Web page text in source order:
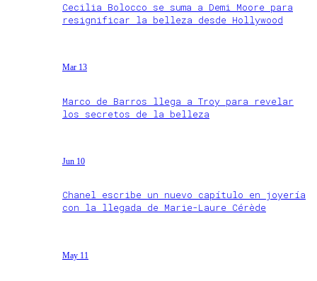
Cecilia Bolocco se suma a Demi Moore para
resignificar la belleza desde Hollywood
Mar 13
Marco de Barros llega a Troy para revelar
los secretos de la belleza
Jun 10
Chanel escribe un nuevo capítulo en joyería
con la llegada de Marie-Laure Cérède
May 11